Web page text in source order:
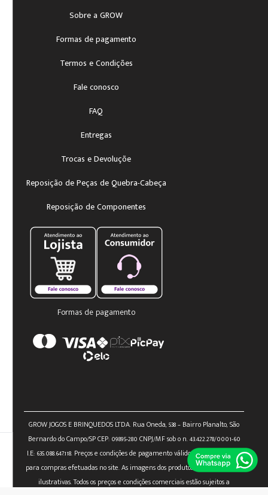
Sobre a GROW
Formas de pagamento
Termos e Condições
Fale conosco
FAQ
Entregas
Trocas e Devoluçõe
Reposição de Peças de Quebra-Cabeça
Reposição de Componentes
Formas de pagamento
GROW JOGOS E BRINQUEDOS LTDA. Rua Oneda, 538 – Bairro Planalto, São
Bernardo do Campo/SP CEP: 09895-280 CNPJ/MF sob o n. 43.422.278/0001-60
I.E: 635.088.647.118. Preços e condições de pagamento válidos exclusivamente
para compras efetuadas no site. As imagens dos produtos são meramente
ilustrativas. Todos os preços e condições comerciais estão sujeitos a